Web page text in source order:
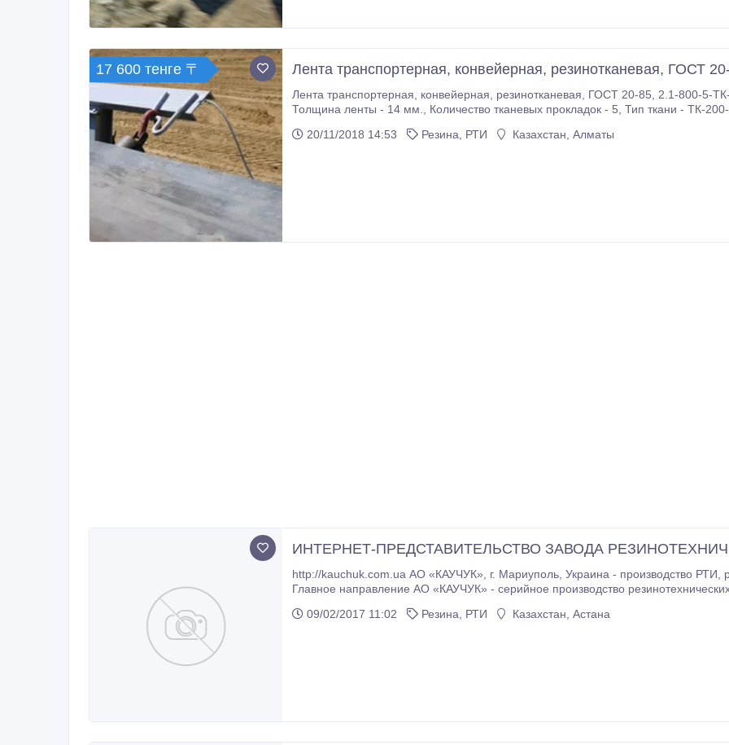
17 600 тенге 〒 Лента транспортерная, конвейерная, резинотканевая, ГОСТ
Лента транспортерная, конвейерная, резинотканевая, ГОСТ 20-85, 2.1-800-5-ТК-200-2-4-2-Б-РБ Ширина ленты 800 мм.,
Толщина ленты - 14 мм., Количество тканевых прокладок - 5, Тип ткани - ТК-200-2, Толщина рабочей обкладки - 4 мм., Толщина
20/11/2018 14:53
Резина, РТИ Казахстан, Алматы
ИНТЕРНЕТ-ПРЕДСТАВИТЕЛЬСТВО ЗАВОДА
http://kauchuk.com.ua АО «КАУЧУК», г. Мариуполь, Украина - производство РТИ, ремкомплектов, сырых резиновых смесей.
Главное направление АО «КАУЧУК» - серийное производство
09/02/2017 11:02
Резина, РТИ Казахстан, Астана